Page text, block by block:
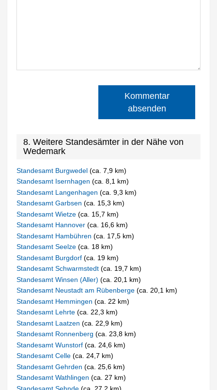
Kommentar
absenden
8. Weitere Standesämter in der Nähe von
Wedemark
Standesamt Burgwedel(ca. 7,9 km)
Standesamt Isernhagen(ca. 8,1 km)
Standesamt Langenhagen(ca. 9,3 km)
Standesamt Garbsen(ca. 15,3 km)
Standesamt Wietze(ca. 15,7 km)
Standesamt Hannover(ca. 16,6 km)
Standesamt Hambühren(ca. 17,5 km)
Standesamt Seelze(ca. 18 km)
Standesamt Burgdorf(ca. 19 km)
Standesamt Schwarmstedt(ca. 19,7 km)
Standesamt Winsen (Aller)(ca. 20,1 km)
Standesamt Neustadt am Rübenberge(ca. 20,1 km)
Standesamt Hemmingen(ca. 22 km)
Standesamt Lehrte(ca. 22,3 km)
Standesamt Laatzen(ca. 22,9 km)
Standesamt Ronnenberg(ca. 23,8 km)
Standesamt Wunstorf(ca. 24,6 km)
Standesamt Celle(ca. 24,7 km)
Standesamt Gehrden(ca. 25,6 km)
Standesamt Wathlingen(ca. 27 km)
Standesamt Sehnde(ca. 27,2 km)